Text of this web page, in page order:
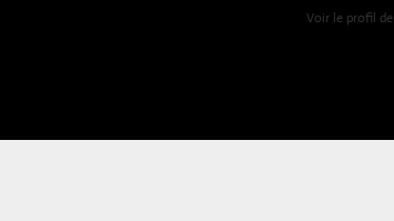
Voir le profil de